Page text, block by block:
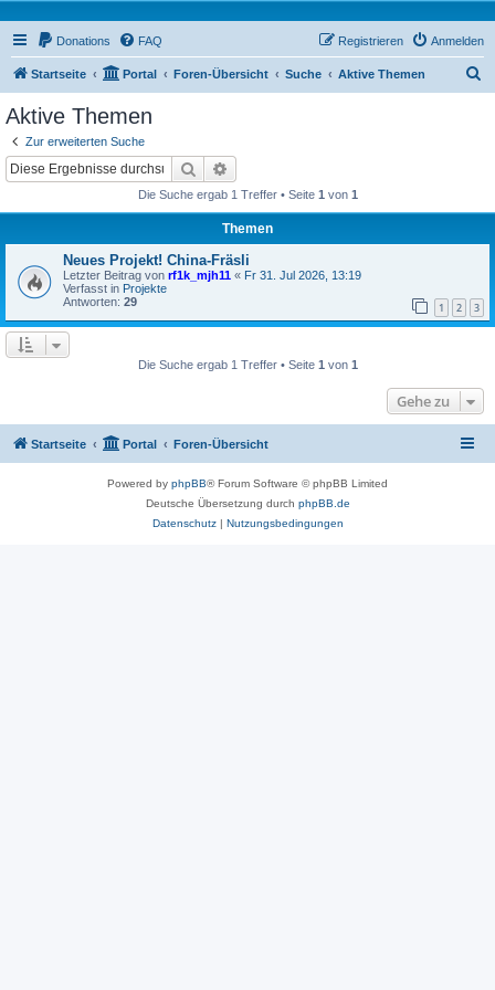
Donations FAQ Anmelden
Registrieren
Startseite Portal Foren-Übersicht Suche Aktive Themen
Aktive Themen
Zur erweiterten Suche
Suche
Die Suche ergab 1 Treffer • Seite 1 von 1
Themen
Neues Projekt! China-Fräsli
Letzter Beitrag von rf1k_mjh11 « Fr 31. Jul 2026, 13:19
Verfasst in Projekte
Antworten: 29 1 2 3
Die Suche ergab 1 Treffer • Seite 1 von 1
Gehe zu
Startseite Portal Foren-Übersicht
Powered by phpBB® Forum Software © phpBB Limited
Deutsche Übersetzung durch phpBB.de
Datenschutz| Nutzungsbedingungen